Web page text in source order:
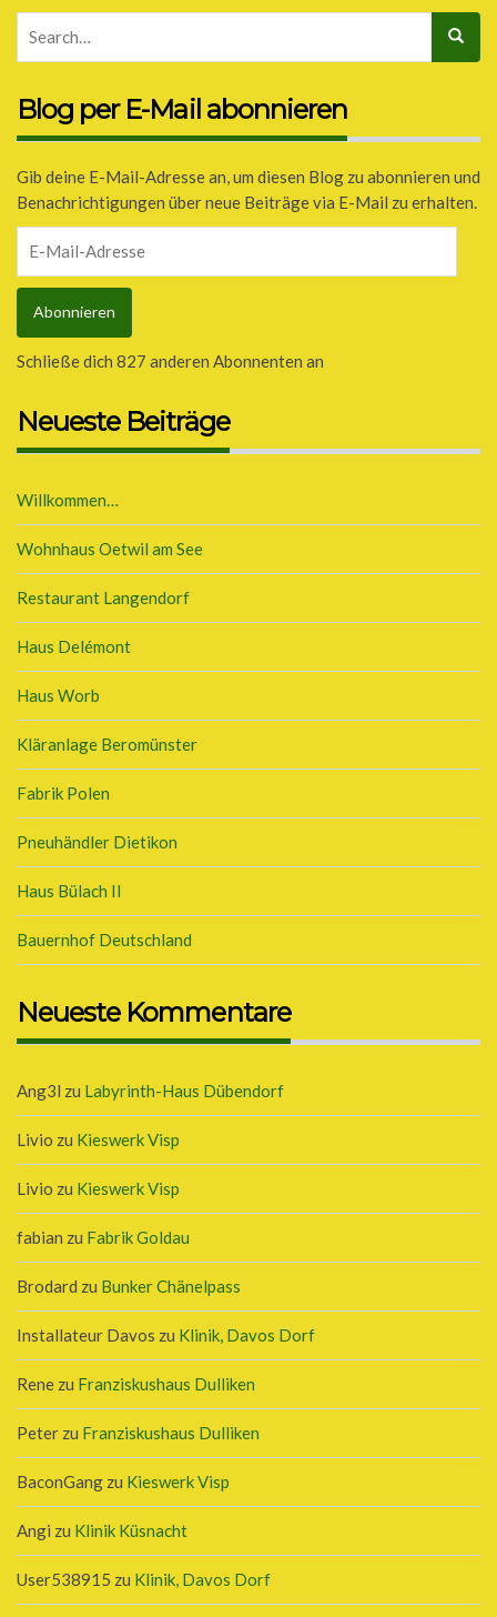
Blog per E-Mail abonnieren
Gib deine E-Mail-Adresse an, um diesen Blog zu abonnieren und
Benachrichtigungen über neue Beiträge via E-Mail zu erhalten.
Mail-
Adresse
Abonnieren
Schließe dich 827 anderen Abonnenten an
Neueste Beiträge
Willkommen…
Wohnhaus Oetwil am See
Restaurant Langendorf
Haus Delémont
Haus Worb
Kläranlage Beromünster
Fabrik Polen
Pneuhändler Dietikon
Haus Bülach II
Bauernhof Deutschland
Neueste Kommentare
Ang3l zu Labyrinth-Haus Dübendorf
Livio zu Kieswerk Visp
Livio zu Kieswerk Visp
fabian zu Fabrik Goldau
Brodard zu Bunker Chänelpass
Installateur Davos zu Klinik, Davos Dorf
Rene zu Franziskushaus Dulliken
Peter zu Franziskushaus Dulliken
BaconGang zu Kieswerk Visp
Angi zu Klinik Küsnacht
User538915 zu Klinik, Davos Dorf